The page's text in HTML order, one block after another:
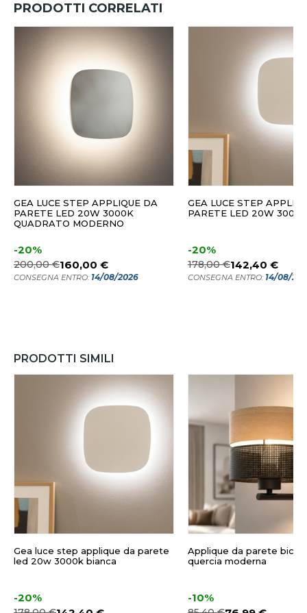
PRODOTTI CORRELATI
GEA LUCE STEP APPLIQUE DA
PARETE LED 20W 3000K
QUADRATO MODERNO
-20%
200,00 €160,00 €
CONSEGNA ENTRO: 14/08/2026
GEA LUCE STEP
PARETE LED 20W
-20%
178,00 €142,40 €
CONSEGNA ENTRO: 14/08/
PRODOTTI SIMILI
Gea luce step applique da parete
led 20w 3000k bianca
-20%
Applique da parete
quercia moderna
-10%